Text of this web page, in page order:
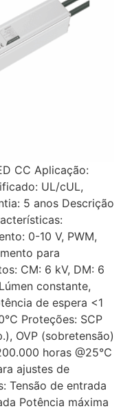
CC Aplicação:
UL/cUL,
5 anos Descrição
0-10 V, PWM,
para
CM: 6 kV, DM: 6
constante,
de espera <1
Proteções: SCP
OVP (sobretensão)
horas @25℃
ajustes de
Tensão de entrada
Potência máxima